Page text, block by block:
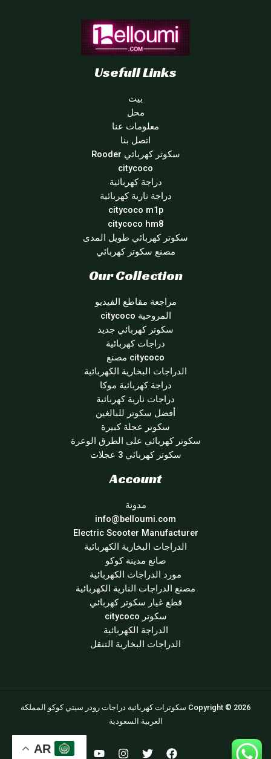
Usefull Links
بيت
محل
معلومات عنا
اتصل بنا
سكوتر كهربائي Rooder
citycoco
دراجة كهربائية
دراجة نارية كهربائية
citycoco m1p
citycoco hm8
سكوتر كهربائي طويل المدى
مصنع سكوتر كهربائي
Our Collection
مراجعة مقاطع الفيديو
المروحية citycoco
سكوتر كهربائي جديد
دراجات كهربائية
citycoco مصنع
الدراجات البخارية الكهربائية
دراجة كهربائية موكا
دراجات نارية كهربائية
أفضل سكوتر للبالغين
سكوتر عجلة كبيرة
سكوتر كهربائي على الطرق الوعرة
سكوتر كهربائي 3 عجلات
Account
مدونة
info@belloumi.com
Electric Scooter Manufacturer
الدراجات البخارية الكهربائية
صانع مدينة كوكو
مورد الدراجات الكهربائية
مصنع الدراجات النارية الكهربائية
قطع غيار سكوتر كهربائي
سكوتر citycoco
الدراجة الكهربائية
الدراجات البخارية التنقل
Copyright © 2026 سكوترات كهربائية دراجات رودر سيتي كوكو المملكة
العربية السعودية
AR